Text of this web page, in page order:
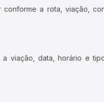
a rota, viação,
viação, data, horário e